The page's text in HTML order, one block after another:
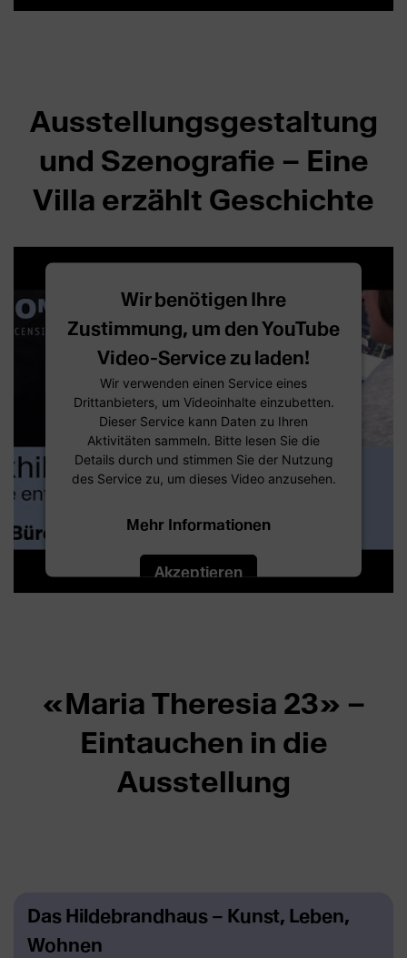
Ausstellungsgestaltung
und Szenografie – Eine
Villa erzählt Geschichte
Wir benötigen Ihre
Zustimmung, um den YouTube
Video-Service zu laden!
Wir verwenden einen Service eines
Drittanbieters, um Videoinhalte einzubetten.
Dieser Service kann Daten zu Ihren
Aktivitäten sammeln. Bitte lesen Sie die
Details durch und stimmen Sie der Nutzung
des Service zu, um dieses Video anzusehen.
Mehr Informationen
Akzeptieren
«Maria Theresia 23» –
Eintauchen in die
Ausstellung
Das Hildebrandhaus – Kunst, Leben,
Wohnen